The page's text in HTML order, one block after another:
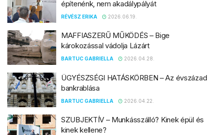
építenénk, nem akadálypályát
RÉVÉSZ ERIKA 2026.06.19.
MAFFIASZERŰ MŰKÖDÉS – Bige
károkozással vádolja Lázárt
BARTUC GABRIELLA 2026.04.28.
ÜGYÉSZSÉGI HATÁSKÖRBEN – Az évszázad
bankrablása
BARTUC GABRIELLA 2026.04.22.
SZUBJEKTÍV – Munkásszálló? Kinek épül és
kinek kellene?